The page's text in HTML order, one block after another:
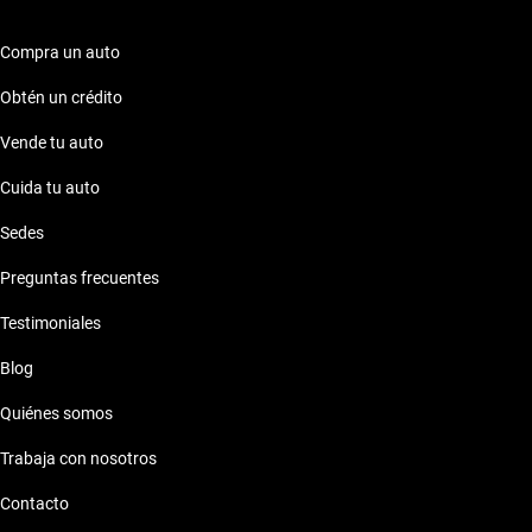
Compra un auto
Obtén un crédito
Vende tu auto
Cuida tu auto
Sedes
Preguntas frecuentes
Testimoniales
Blog
Quiénes somos
Trabaja con nosotros
Contacto